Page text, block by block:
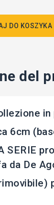
DO KOSZYKA
del
6cm
SERIE
da De